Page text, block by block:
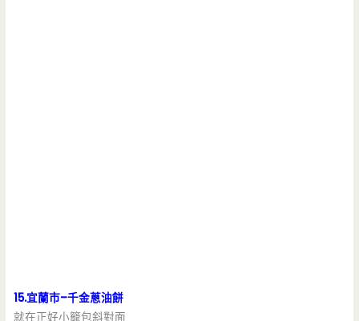
15.宜蘭市–千金蔥油餅
就在正好小籠包斜對面